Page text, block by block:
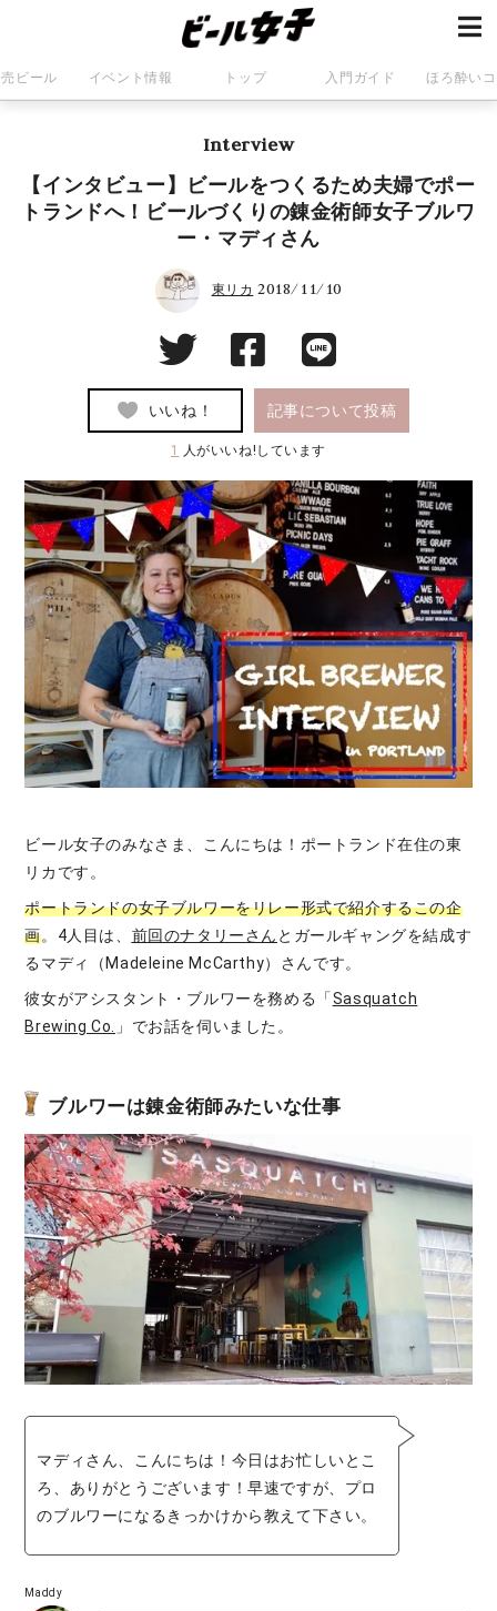
ビール イベント情報 トップ 入門ガイド ほろ酔い
Interview
【インタビュー】ビールをつくるため夫婦でポー
トランドへ！ビールづくりの錬金術師女子ブルワ
ー・マディさん
東リカ 2018/11/10
いいね！ 記事について投稿
1 人がいいね!しています
ビール女子のみなさま、こんにちは！ポートランド在住の東
リカです。
ポートランドの女子ブルワーをリレー形式で紹介するこの企
画。4人目は、 前回のナタリーさん とガールギャングを結成す
るマディ（Madeleine McCarthy）さんです。
彼女がアシスタント・ブルワーを務める「Sasquatch
Brewing Co.
」でお話を伺いました。
ブルワーは錬金術師みたいな仕事
マディさん、こんにちは！今日はお忙しいとこ
ろ、ありがとうございます！早速ですが、プロ
のブルワーになるきっかけから教えて下さい。
Maddy